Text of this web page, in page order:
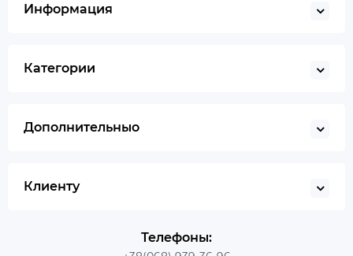
Информация
Категории
Дополнительныо
Клиенту
Телефоны: